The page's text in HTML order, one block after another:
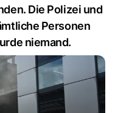
Die Polizei und
Personen
niemand.